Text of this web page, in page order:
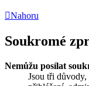
Nahoru
Soukromé
Nemůžu posílat
Jsou tři